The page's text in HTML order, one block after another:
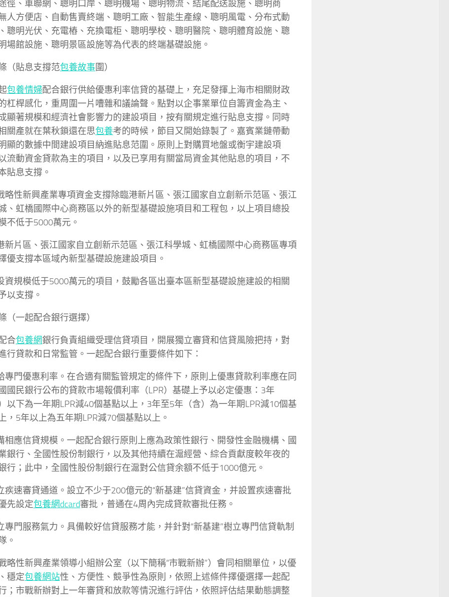
徑、車聯網、聰明口岸、聰明機場、聰明物流、結尾配送設施、聰明商
人方便店、自動售賣終端、聰明工廠、智能生產線、聰明風電、分布式動
聰明光伏、充電樁、充換電柜、聰明學校、聰明醫院、聰明體育設施、聰
場館設施、聰明景區設施等為代表的終端基礎設施。
（貼息支撐范包養故事圍）
包養情婦配合銀行供給優惠利率信貸的基礎上，充足發揮上海市相關財政
杠桿感化，重周圍一片嘈雜和議論聲。點對以企事業單位自籌資金為主、
顯著規模和經濟社會影響力的建設項目，按有關規定進行貼息支撐。同時
關產就在葉秋鎖還在思包養考的時候，節目又開始錄製了。嘉賓業鏈帶動
顯的數據中間建設項目納進貼息范圍。原則上對購買地盤或衡宇建設項
流動資金貸款為主的項目，以及已享用有關當局資金其他貼息的項目，不
貼息支撐。
略性新興產業專項資金支撐除臨港新片區、張江國家自立創新示范區、張江
、虹橋國際中心商務區以外的新型基礎設施項目和工程包，以上項目總投
不低于5000萬元。
新片區、張江國家自立創新示范區、張江科學城、虹橋國際中心商務區專項
優支撐本區域內新型基礎設施建設項目。
資規模低于5000萬元的項目，鼓勵各區出臺本區新型基礎設施建設的相關
以支撐。
（一起配合銀行選擇）
合包養網銀行負責組織受理信貸項目，開展獨立審貸和信貸風險把持，對
行貸款和日常監管。一起配合銀行重要條件如下：
專門優惠利率。在合適有關監管規定的條件下，原則上優惠貸款利率應在同
國民銀行公布的貸款市場報價利率（LPR）基礎上予以必定優惠：3年
）以下為一年期LPR減40個基點以上，3年至5年（含）為一年期LPR減10個基
，5年以上為五年期LPR減70個基點以上。
相應信貸規模。一起配合銀行原則上應為政策性銀行、開發性金融機構、國
銀行、全國性股份制銀行，以及其他持續在滬經營、綜合貢獻度較年夜的
行；此中，全國性股份制銀行在滬對公信貸余額不低于1000億元。
疾速審貸通道。設立不少于200億元的“新基建”信貸資金，并設置疾速審批
先設定包養網dcard審批，普通在4周內完成貸款審批任務。
專門服務氣力。具備較好信貸服務才能，并針對“新基建”樹立專門信貸軌制
。
略性新興產業領導小組辦公室（以下簡稱“市戰新辦”）會同相關單位，以優
穩定包養網站性、方便性、競爭性為原則，依照上述條件擇優選擇一起配
；市戰新辦對上一年審貸和放款等情況進行評估，依照評估結果動態調整